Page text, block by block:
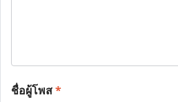
ชื่อผู้โพส*